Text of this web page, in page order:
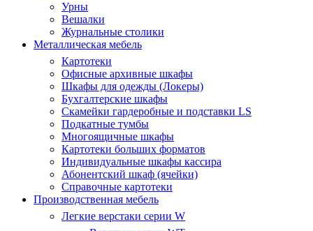
Урны
Вешалки
Журнальные столики
Металлическая мебель
Картотеки
Офисные архивные шкафы
Шкафы для одежды (Локеры)
Бухгалтерские шкафы
Скамейки гардеробные и подставки LS
Подкатные тумбы
Многоящичные шкафы
Картотеки больших форматов
Индивидуальные шкафы кассира
Абонентский шкаф (ячейки)
Справочные картотеки
Производственная мебель
Легкие верстаки серии W